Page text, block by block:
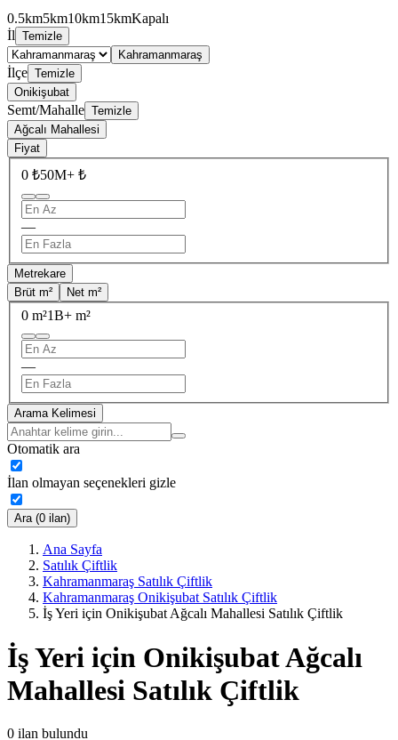
0.5km5km10km15kmKapalı
İl Temizle
Kahramanmaraş
İlçe Temizle
Onikişubat
Semt/Mahalle Temizle
Ağcalı Mahallesi
Fiyat
0 ₺50M+ ₺
—
Metrekare
Brüt m²
Net m²
0 m²1B+ m²
—
Arama Kelimesi
Otomatik ara
İlan olmayan seçenekleri gizle
Ara (0 ilan)
Ana Sayfa
Satılık Çiftlik
Kahramanmaraş Satılık Çiftlik
Kahramanmaraş Onikişubat Satılık Çiftlik
İş Yeri için Onikişubat Ağcalı Mahallesi Satılık Çiftlik
İş Yeri için Onikişubat Ağcalı
Mahallesi Satılık Çiftlik
0 ilan bulundu